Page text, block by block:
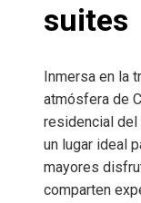
suites
Inmersa en la
atmósfera de
residencial del
un lugar ideal
mayores
comparten